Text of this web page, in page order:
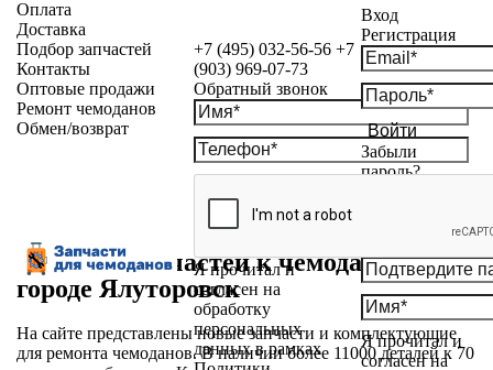
+7 (495) 032-56-56 +7
(903) 969-07-73
Обратный звонок
Я прочитал и
согласен на
обработку
персональных
данных в рамках
Вход
Регистрация
Войти
Забыли
пароль?
Я прочитал и
согласен на
Оплата
Доставка
Подбор запчастей
Контакты
Оптовые продажи
Ремонт чемоданов
Обмен/возврат
Магазин запчастей к чемоданам в
городе Ялуторовск
На сайте представлены новые запчасти и комплектующие
для ремонта чемоданов. В наличии более 11000 деталей к 70